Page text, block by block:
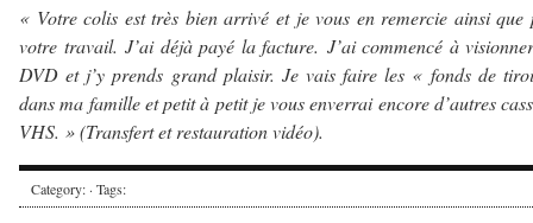
« Votre colis est très bien arrivé et je vous en remercie ainsi que
votre travail. J’ai déjà payé la facture. J’ai commencé à
DVD et j’y prends grand plaisir. Je vais faire les « fonds de
dans ma famille et petit à petit je vous enverrai encore d’autres
VHS. » (Transfert et restauration vidéo).
Category: · Tags: